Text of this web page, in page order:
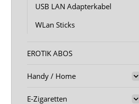
USB LAN Adapterkabel
WLan Sticks
EROTIK ABOS
Handy / Home
E-Zigaretten